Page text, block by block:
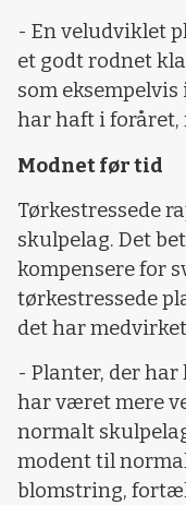
- En veludviklet
et godt rodnet
som
har haft i foråret,
Modnet før tid
Tørkestressede
skulpelag. Det
kompensere for
tørkestressede
det har
- Planter, der
har været mere
normalt
modent til
blomstring,